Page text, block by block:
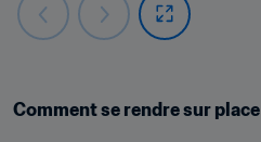
Comment se rendre sur place